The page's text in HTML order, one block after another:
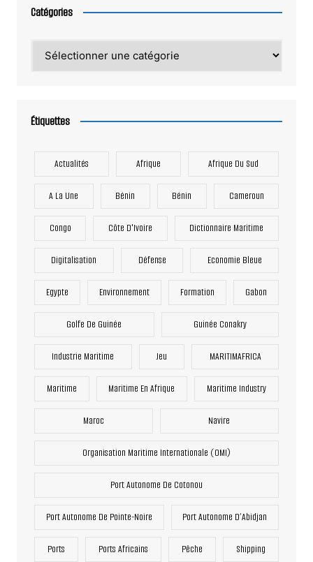
Catégories
Étiquettes
Actualités Afrique Afrique Du Sud
A La Une Bénin Bénin Cameroun
Congo Côte D'Ivoire Dictionnaire Maritime
Digitalisation Défense Economie Bleue
Egypte Environnement Formation Gabon
Golfe De Guinée Guinée Conakry
Industrie Maritime Jeu MARITIMAFRICA
Maritime Maritime En Afrique Maritime Industry
Maroc Navire
Organisation Maritime Internationale (OMI)
Port Autonome De Cotonou
Port Autonome De Pointe-Noire Port Autonome D’Abidjan
Ports Ports Africains Pêche Shipping